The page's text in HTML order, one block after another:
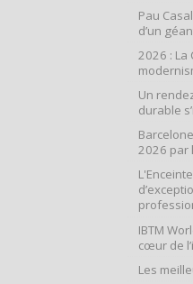
Pau
d’un
2026 : La
Un
durable
2026 par
IBTM
cœur de
Les